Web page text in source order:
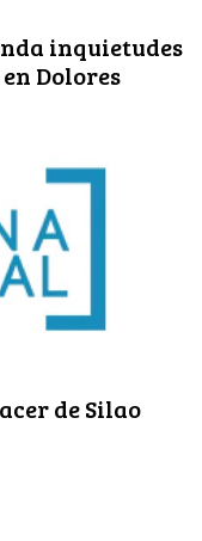
inquietudes
Dolores
de Silao